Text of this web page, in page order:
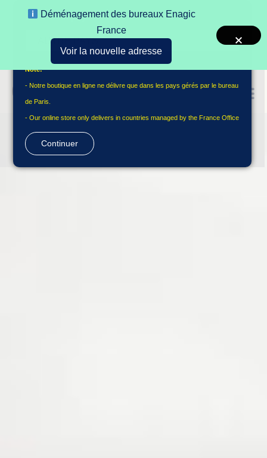
Déménagement des bureaux Enagic
France
Voir la nouvelle adresse
Choisir un pays de livraison
Note:
- Notre boutique en ligne ne délivre que dans les pays gérés par le bureau
de Paris.
- Our online store only delivers in countries managed by the France Office
Continuer